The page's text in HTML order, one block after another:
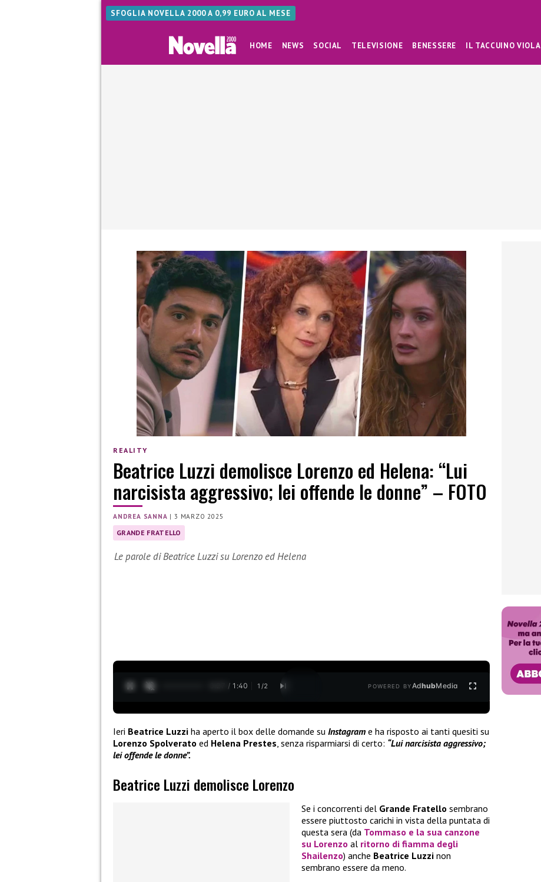
SFOGLIA NOVELLA 2000 A 0,99 EURO AL MESE
HOME NEWS SOCIAL TELEVISIONE BENESSERE IL TACCUINO VIOLA
REALITY
Beatrice Luzzi demolisce Lorenzo ed Helena: “Lui
narcisista aggressivo; lei offende le donne” – FOTO
ANDREA SANNA |3 MARZO 2025
GRANDE FRATELLO
Le parole di Beatrice Luzzi su Lorenzo ed Helena
0:28 / 1:40 1 /2 POWERED BYAdhubMedia
Ieri Beatrice Luzzi ha aperto il box delle domande su Instagram e ha risposto ai tanti quesiti su
Lorenzo Spolverato ed Helena Prestes , senza risparmiarsi di certo: “Lui narcisista aggressivo;
lei offende le donne”.
Beatrice Luzzi demolisce Lorenzo
Se i concorrenti del Grande Fratello sembrano
essere piuttosto carichi in vista della puntata di
questa sera (da Tommaso e la sua canzone
su Lorenzo al ritorno di fiamma degli
Shailenzo) anche Beatrice Luzzi non
sembrano essere da meno.